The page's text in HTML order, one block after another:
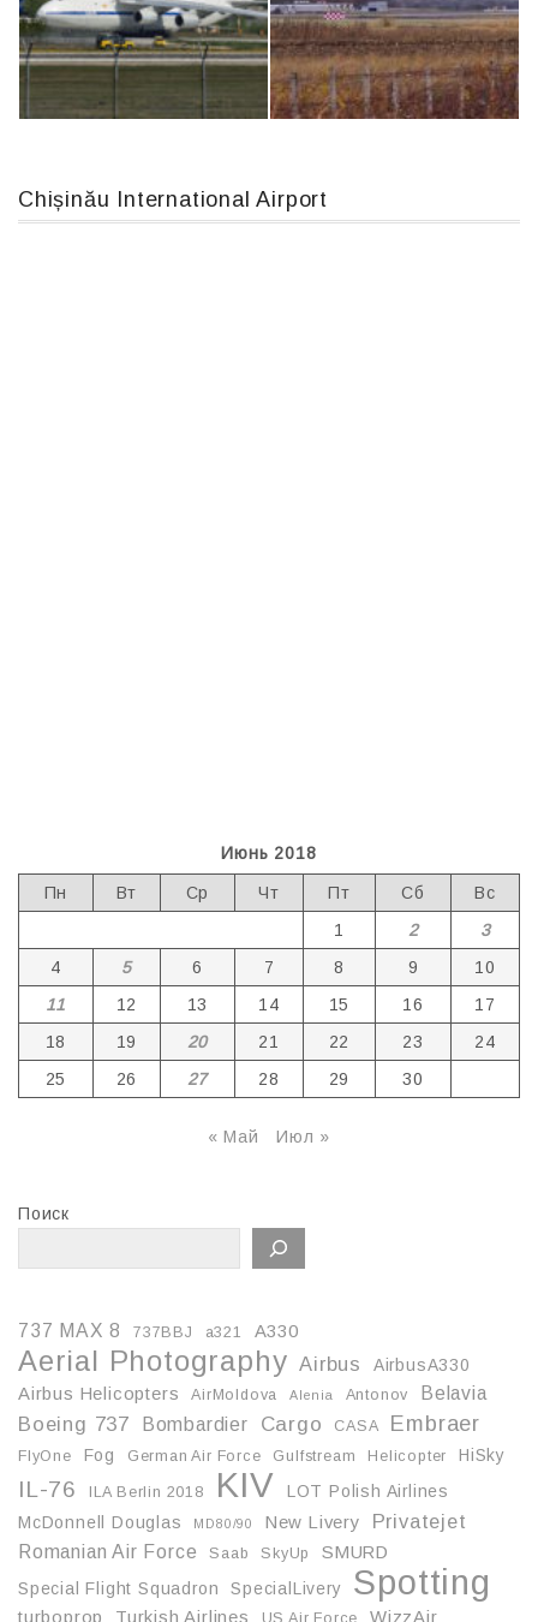
MC-130, 15731
Chișinău International Airport
Июнь 2018
Пн Вт Ср Чт Пт Сб
Вс
1
2
3
4
5 6 7 8 9
10
11
12 13 14 15 16
17
18
19 20 21 22 23
24
25
26 27 28 29 30
« Май Июл »
Поиск
737 MAX 8 737BBJ a321 A330
Aerial Photography Airbus
AirbusA330
Airbus Helicopters
AirMoldova Alenia Antonov Belavia
Boeing 737 Bombardier Cargo CASA Embraer
FlyOne Fog German Air Force Gulfstream Helicopter HiSky
IL-76 ILA Berlin 2018 KIV
LOT Polish Airlines
McDonnell Douglas
MD80/90 New Livery Privatejet
Romanian Air Force Saab SkyUp
SMURD
Special Flight Squadron
SpecialLivery Spotting
turboprop Turkish Airlines US Air Force WizzAir